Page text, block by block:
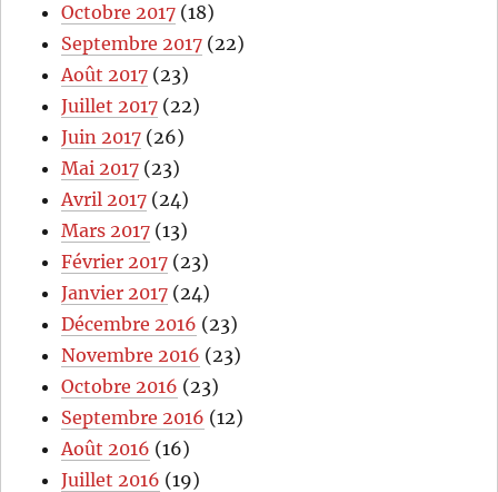
Octobre 2017 (18)
Septembre 2017 (22)
Août 2017 (23)
Juillet 2017 (22)
Juin 2017 (26)
Mai 2017 (23)
Avril 2017 (24)
Mars 2017 (13)
Février 2017 (23)
Janvier 2017 (24)
Décembre 2016 (23)
Novembre 2016 (23)
Octobre 2016 (23)
Septembre 2016 (12)
Août 2016 (16)
Juillet 2016 (19)